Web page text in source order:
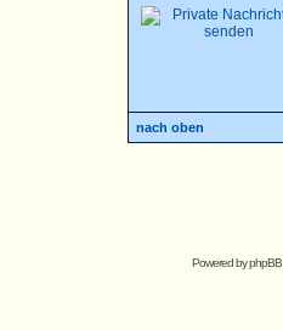
nach oben
Powered byphpBB